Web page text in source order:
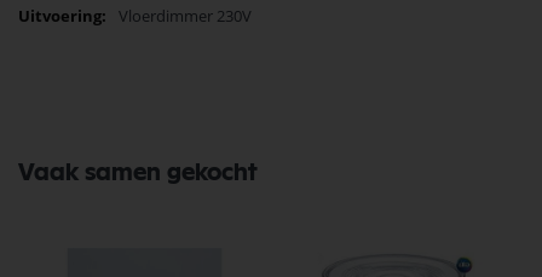
Vloerdimmer 230V
Vaak samen gekocht